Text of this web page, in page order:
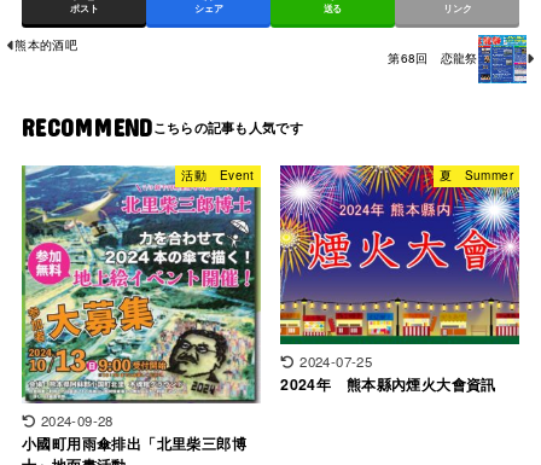
ポスト シェア 送る リンク
熊本的酒吧
第68回 恋龍祭
RECOMMEND
活動 Event
2024-09-28
小國町用雨傘排出「北里柴三郎博
夏 Summer
2024-07-25
2024年 熊本縣內煙火大會資訊